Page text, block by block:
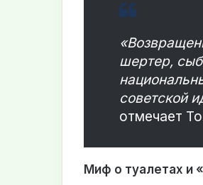
шертер,
советской
отмечает
Миф о туалетах и